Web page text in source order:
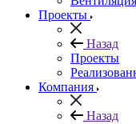
Проекты
Назад
Проекты
Компания
Назад